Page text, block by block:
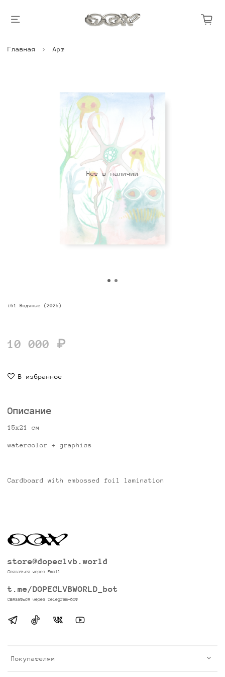
Главная Арт
Нет в наличии
i61 Водяные (2025)
10 000 ₽
В избранное
Описание
15х21 см
watercolor + graphics
Cardboard with embossed foil lamination
Покупателям
store@dopeclvb.world
Связаться через Email
t.me/DOPECLVBWORLD_bot
Связаться через Telegram-бот